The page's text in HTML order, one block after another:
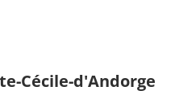
Cécile-d'Andorge